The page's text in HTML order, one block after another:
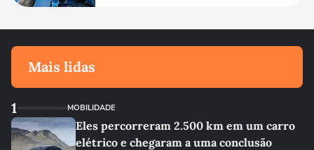
Mais lidas
1 MOBILIDADE
Eles percorreram 2.500 km em um carro
elétrico e chegaram a uma conclusão